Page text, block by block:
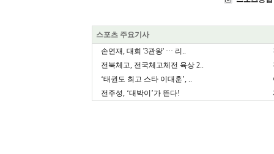
스포츠 주요기사
손연재, 대회 '3관왕' ··· 리..
전북체고, 전국체고체전 육상 2..
‘태권도 최고 스타 이대훈’, ..
전주성, ‘대박이’가 뜬다!